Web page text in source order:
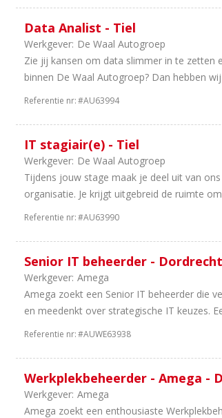
Data Analist - Tiel
Werkgever: De Waal Autogroep
Zie jij kansen om data slimmer in te zetten
binnen De Waal Autogroep? Dan hebben
Referentie nr:#AU63994
IT stagiair(e) - Tiel
Werkgever: De Waal Autogroep
Tijdens jouw stage maak je deel uit van
organisatie. Je krijgt uitgebreid de ruimte
Referentie nr:#AU63990
Senior IT beheerder - Dordrecht
Werkgever: Amega
Amega zoekt een Senior IT beheerder die
en meedenkt over strategische IT keuzes.
Referentie nr:#AUWE63938
Werkplekbeheerder - Amega -
Werkgever: Amega
Amega zoekt een enthousiaste